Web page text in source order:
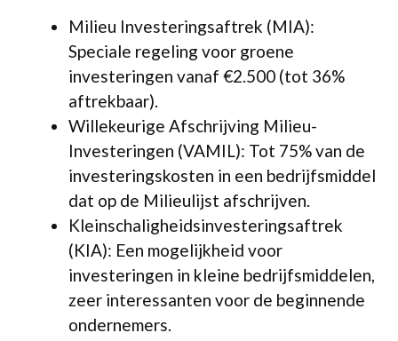
Milieu Investeringsaftrek (MIA):
Speciale regeling voor groene
investeringen vanaf €2.500 (tot 36%
aftrekbaar).
Willekeurige Afschrijving Milieu-
Investeringen (VAMIL): Tot 75% van de
investeringskosten in een bedrijfsmiddel
dat op de Milieulijst afschrijven.
Kleinschaligheidsinvesteringsaftrek
(KIA): Een mogelijkheid voor
investeringen in kleine bedrijfsmiddelen,
zeer interessanten voor de beginnende
ondernemers.